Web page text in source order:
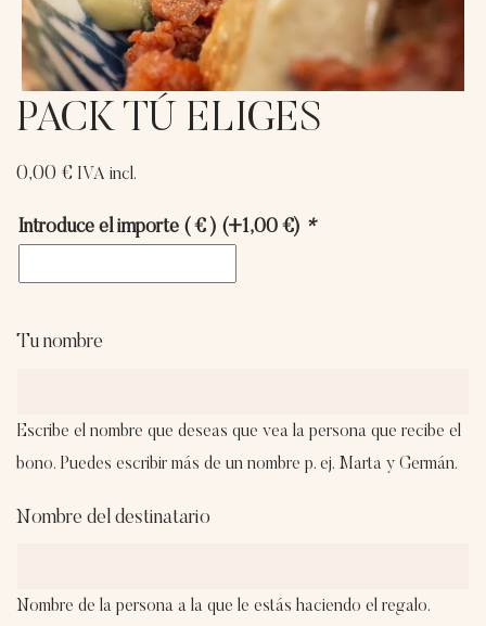
PACK TÚ ELIGES
0,00 € IVA incl.
Introduce el importe ( € ) (+1,00 €) *
Tu nombre
Escribe el nombre que deseas que vea la persona que recibe el
bono. Puedes escribir más de un nombre p. ej. Marta y Germán.
Nombre del destinatario
Nombre de la persona a la que le estás haciendo el regalo.